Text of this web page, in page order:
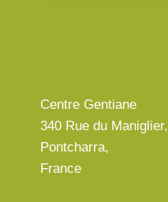
Centre Gentiane
340 Rue du Maniglier,
Pontcharra,
France